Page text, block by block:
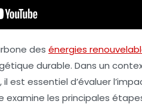
des énergies
durable. Dans un
est essentiel d’évaluer
examine les principales